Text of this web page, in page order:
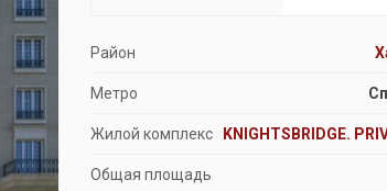
Продажа особняков
Помещения свободного назначения
Район
Метро
Жилой комплекс KNIGHTSBRIDGE.
Общая площадь